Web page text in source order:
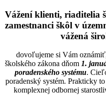
Vážení klienti, riaditelia
zamestnanci škôl v
vážená
dovoľujeme si Vám
školského zákona dňom1.
poradenského systému.
poradenský systém. Prakticky
komplexnej odbornej